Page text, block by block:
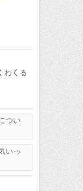
わくる
つい
いっ